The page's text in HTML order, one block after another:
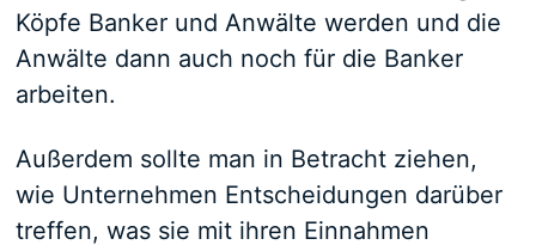
Köpfe Banker und Anwälte werden und die
Anwälte dann auch noch für die Banker
arbeiten.
Außerdem sollte man in Betracht ziehen,
wie Unternehmen Entscheidungen darüber
treffen, was sie mit ihren Einnahmen